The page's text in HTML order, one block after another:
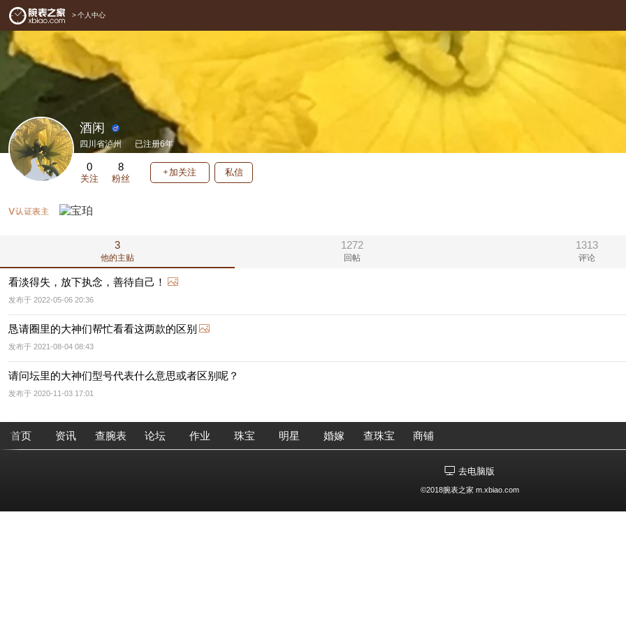
> 个人中心
酒闲
四川省泸州 已注册6年
0
关注
8
粉丝
加关注 私信
3
他的主贴
1272
回帖
1313
评论
看淡得失，放下执念，善待自己！
发布于 2022-05-06 20:36
恳请圈里的大神们帮忙看看这两款的区别
发布于 2021-08-04 08:43
请问坛里的大神们型号代表什么意思或者区别呢？
发布于 2020-11-03 17:01
首页 资讯 查腕表 论坛 作业 珠宝 明星 婚嫁 查珠宝 商铺
去电脑版
©2018腕表之家 m.xbiao.com